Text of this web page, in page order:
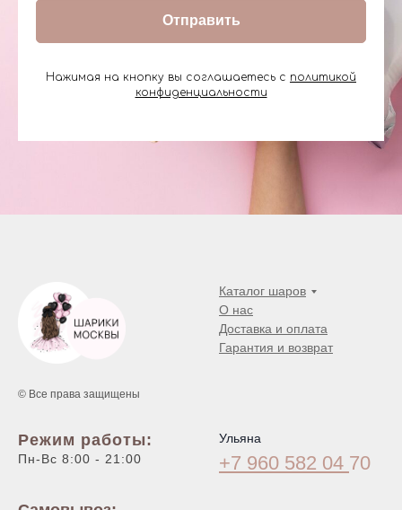
Отправить
Нажимая на кнопку вы соглашаетесь с политикой
конфиденциальности
© Все права защищены
Каталог шаров
О нас
Доставка и оплата
Гарантия и возврат
Режим работы:
Пн-Вс 8:00 - 21:00
Ульяна
+7 960 582 04 70